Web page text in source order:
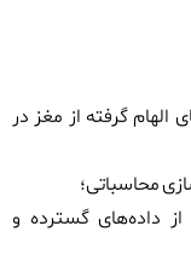
الهام گرفته از مغز در
محاسباتی؛
داده‌های گسترده و